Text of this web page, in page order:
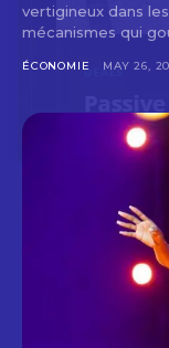
vertigineux dans
mécanismes qui
ÉCONOMIE MAY 26,